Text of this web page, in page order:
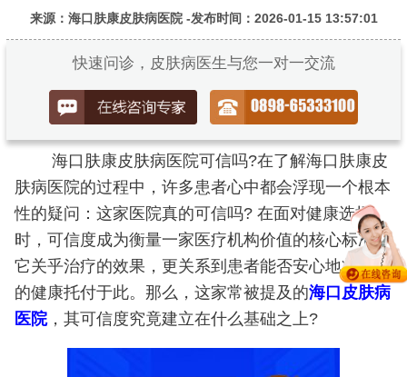
来源：海口肤康皮肤病医院 -发布时间：2026-01-15 13:57:01
快速问诊，皮肤病医生与您一对一交流
海口肤康皮肤病医院可信吗?在了解海口肤康皮
肤病医院的过程中，许多患者心中都会浮现一个根本
性的疑问：这家医院真的可信吗? 在面对健康选择
时，可信度成为衡量一家医疗机构价值的核心标准。
它关乎治疗的效果，更关系到患者能否安心地将自己
的健康托付于此。那么，这家常被提及的海口皮肤病
医院，其可信度究竟建立在什么基础之上?